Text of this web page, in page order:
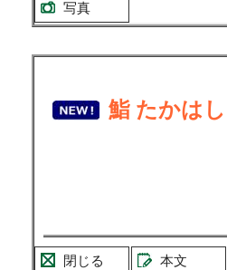
写真
鮨 たかはし
閉じる 本文